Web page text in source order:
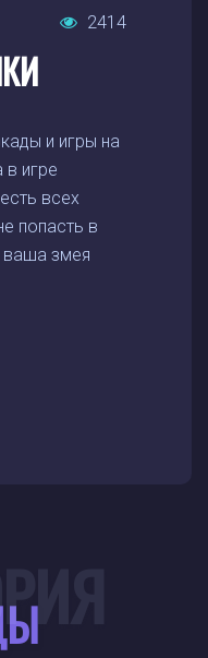
2414
и игры на
в игре
всех
попасть в
ваша змея